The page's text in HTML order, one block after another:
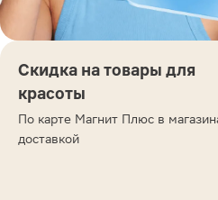
Скидка на товары для
красоты
По карте Магнит Плюс в
доставкой